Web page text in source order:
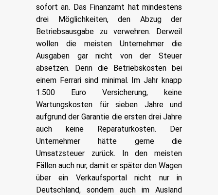
sofort an. Das Finanzamt hat mindestens
drei Möglichkeiten, den Abzug der
Betriebsausgabe zu verwehren. Derweil
wollen die meisten Unternehmer die
Ausgaben gar nicht von der Steuer
absetzen. Denn die Betriebskosten bei
einem Ferrari sind minimal. Im Jahr knapp
1.500 Euro Versicherung, keine
Wartungskosten für sieben Jahre und
aufgrund der Garantie die ersten drei Jahre
auch keine Reparaturkosten. Der
Unternehmer hätte gerne die
Umsatzsteuer zurück. In den meisten
Fällen auch nur, damit er später den Wagen
über ein Verkaufsportal nicht nur in
Deutschland, sondern auch im Ausland